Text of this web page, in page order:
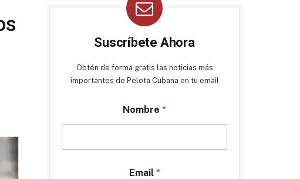
Suscríbete Ahora
Obtén de forma gratis las noticias más
importantes de Pelota Cubana en tu email
Nombre *
Email *